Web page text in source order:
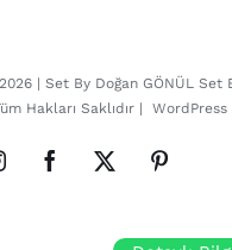
2026 | Set By Doğan GÖNÜL Set
Hakları Saklıdır | WordPress
Facebook
X Pinterest